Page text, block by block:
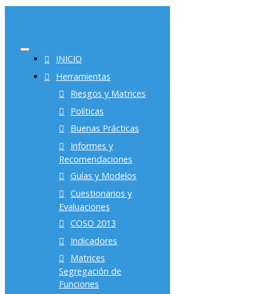
INICIO
Herramientas
Riesgos y Matrices
Políticas
Buenas Prácticas
Informes y
Recomendaciones
Guías y Modelos
Cuestionarios y
Evaluaciones
COSO 2013
Indicadores
Matrices
Segregación de
Funciones